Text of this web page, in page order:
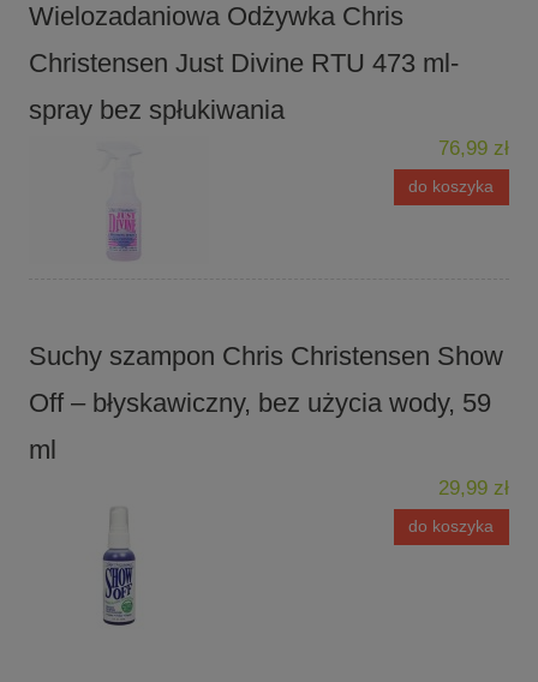
Wielozadaniowa Odżywka Chris
Christensen Just Divine RTU 473 ml-
spray bez spłukiwania
76,99 zł
do koszyka
Suchy szampon Chris Christensen Show
Off – błyskawiczny, bez użycia wody, 59
ml
29,99 zł
do koszyka